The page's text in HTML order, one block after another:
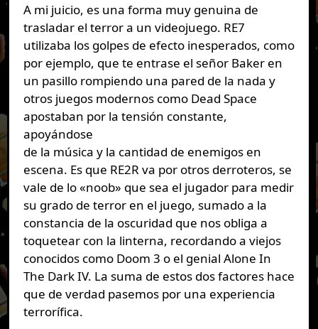
A mi juicio, es una forma muy genuina de
trasladar el terror a un videojuego. RE7
utilizaba los golpes de efecto inesperados, como
por ejemplo, que te entrase el señor Baker en
un pasillo rompiendo una pared de la nada y
otros juegos modernos como Dead Space
apostaban por la tensión constante,
apoyándose
de la música y la cantidad de enemigos en
escena. Es que RE2R va por otros derroteros, se
vale de lo «noob» que sea el jugador para medir
su grado de terror en el juego, sumado a la
constancia de la oscuridad que nos obliga a
toquetear con la linterna, recordando a viejos
conocidos como Doom 3 o el genial Alone In
The Dark IV. La suma de estos dos factores hace
que de verdad pasemos por una experiencia
terrorífica.